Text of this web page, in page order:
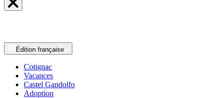
Édition française
Cotignac
Vacances
Castel Gandolfo
Adoption